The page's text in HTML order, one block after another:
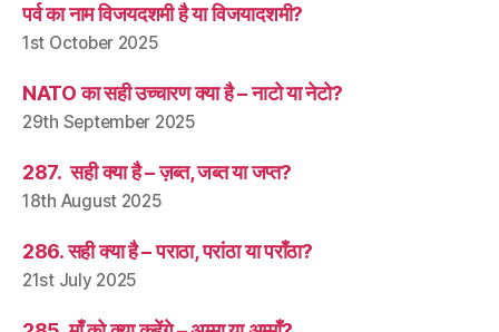
पर्व का नाम विजयदशमी है या विजयादशमी?
1st October 2025
NATO का सही उच्चारण क्या है – नाटो या नेटो?
29th September 2025
287. सही क्या है – ज़ब्त, जब्त या जप्त?
18th August 2025
286. सही क्या है – पराठा, परांठा या पराँठा?
21st July 2025